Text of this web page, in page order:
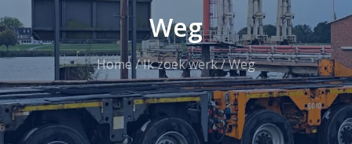
Weg
Home/Ik zoek werk/Weg